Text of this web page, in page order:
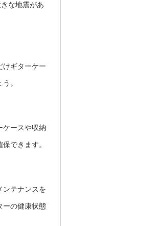
な地震があ
けギターケー
。
ケースや収納
できます。
ンテナンスを
ーの健康状態